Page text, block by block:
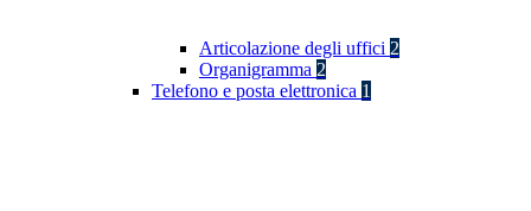
Articolazione degli uffici 2
Organigramma 2
Telefono e posta elettronica 1